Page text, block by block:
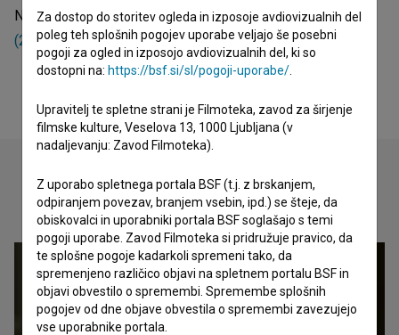
Najodmevnejši projekt, pri katerem je sodeloval, jeSkupaj
(2018).
Oglejte si
Za dostop do storitev ogleda in izposoje avdiovizualnih del
poleg teh splošnih pogojev uporabe veljajo še posebni
pogoji za ogled in izposojo avdiovizualnih del, ki so
dostopni na: https://bsf.si/sl/pogoji-uporabe/
Upravitelj te spletne strani je Filmoteka, zavod za širjenje
filmske kulture, Veselova 13, 1000 Ljubljana (v
nadaljevanju: Zavod Filmoteka).
Z uporabo spletnega portala BSF (t.j. z brskanjem,
odpiranjem povezav, branjem vsebin, ipd.) se šteje, da
obiskovalci in uporabniki portala BSF soglašajo s temi
pogoji uporabe. Zavod Filmoteka si pridružuje pravico, da
te splošne pogoje kadarkoli spremeni tako, da
spremenjeno različico objavi na spletnem portalu BSF in
objavi obvestilo o spremembi. Spremembe splošnih
pogojev od dne objave obvestila o spremembi zavezujejo
vse uporabnike portala.